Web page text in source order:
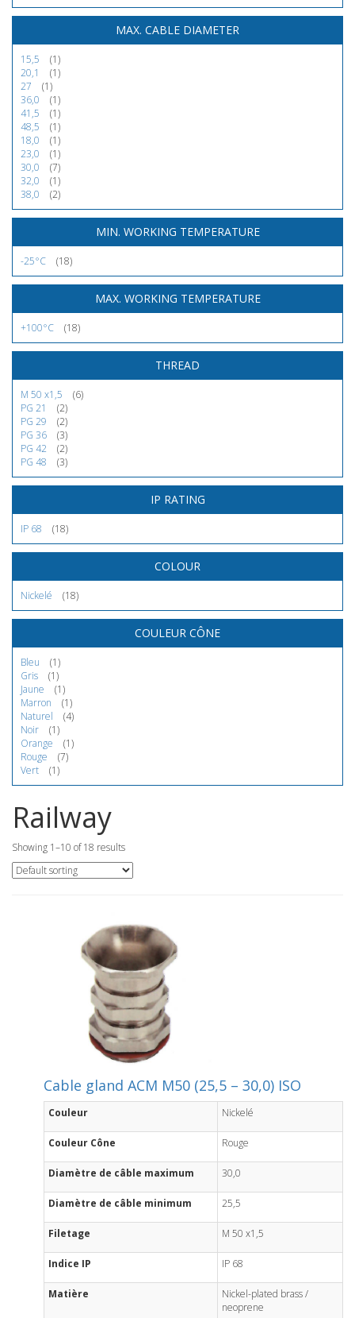
MAX. CABLE DIAMETER
15,5
(1)
20,1
(1)
27
(1)
36,0
(1)
41,5
(1)
48,5
(1)
18,0
(1)
23,0
(1)
30,0
(7)
32,0
(1)
38,0
(2)
MIN. WORKING TEMPERATURE
-25°C (18)
MAX. WORKING TEMPERATURE
+100°C (18)
THREAD
M 50 x1,5
(6)
PG 21
(2)
PG 29
(2)
PG 36
(3)
PG 42
(2)
PG 48
(3)
IP RATING
IP 68 (18)
COLOUR
Nickelé (18)
COULEUR CÔNE
Bleu
(1)
Gris
(1)
Jaune
(1)
Marron
(1)
Naturel
(4)
Noir
(1)
Orange
(1)
Rouge
(7)
Vert
(1)
Railway
Showing 1–10 of 18 results
Cable gland ACM M50 (25,5 – 30,0) ISO
Couleur Nickelé
Couleur Cône Rouge
Diamètre de câble maximum 30,0
Diamètre de câble minimum 25,5
Filetage M 50 x1,5
Indice IP IP 68
Matière
Nickel-plated brass /
neoprene